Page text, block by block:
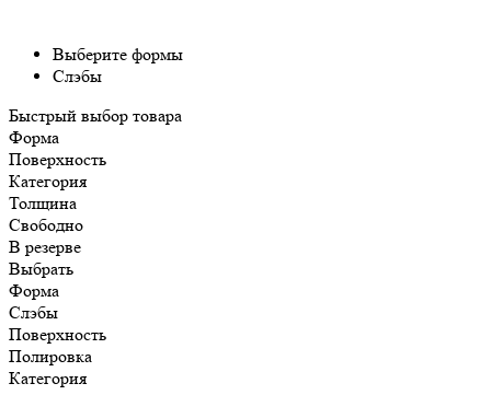
Выберите формы
Слэбы
Быстрый выбор товара
Форма
Поверхность
Категория
Толщина
Свободно
В резерве
Выбрать
Форма
Слэбы
Поверхность
Полировка
Категория